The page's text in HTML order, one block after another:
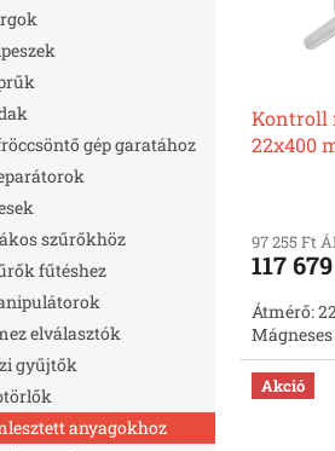
gép garatához
szűrőkhöz
fűtéshez
elválasztók
gyűjtők
anyagokhoz
Kontroll
22x400
97 255 Ft
117
Átmérő:
Akció